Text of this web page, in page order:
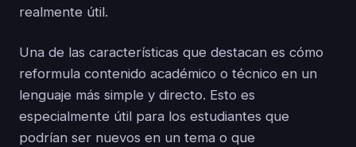
realmente útil.
Una de las características que destacan es cómo
reformula contenido académico o técnico en un
lenguaje más simple y directo. Esto es
especialmente útil para los estudiantes que
podrían ser nuevos en un tema o que